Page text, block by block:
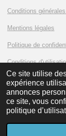
Ce site utilise
expérience
annonces
ce site, vous
politique
Conditions
Mentions légales
Politique de
Conditions
© 2023 - 2024